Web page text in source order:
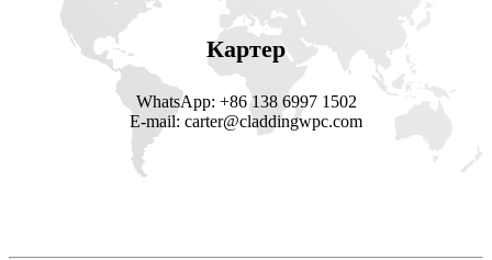
Картер
WhatsApp: +86 138 6997 1502
E-mail: carter@claddingwpc.com